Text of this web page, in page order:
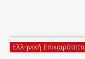
Ελληνική Επικαιρότητα